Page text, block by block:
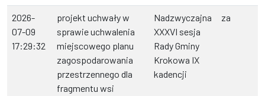
2026-
07-09
17:29:32
projekt uchwały w
sprawie uchwalenia
miejscowego planu
zagospodarowania
przestrzennego dla
fragmentu wsi
Nadzwyczajna
XXXVI sesja
Rady Gminy
Krokowa IX
kadencji
za